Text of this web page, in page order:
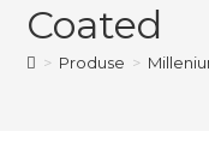
Coated
> Produse >